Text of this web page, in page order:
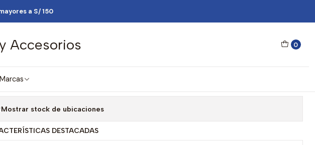
Accesorios 0
Marcas
a S/ 150
de Sol Lentes de Sol Steve Madden Outlook X17130
de Sol Steve Madden Outlook X17130
Mostrar stock de ubicaciones
DESTACADAS